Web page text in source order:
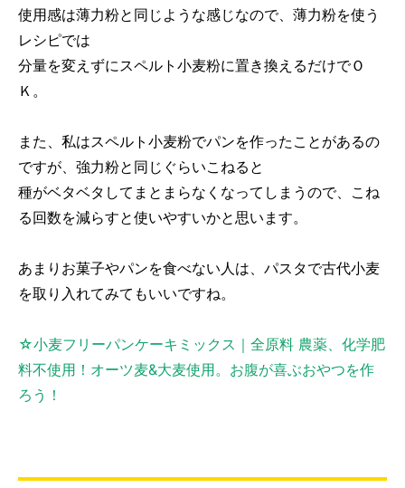
使用感は薄力粉と同じような感じなので、薄力粉を使う
レシピでは
分量を変えずにスペルト小麦粉に置き換えるだけでＯ
Ｋ。
また、私はスペルト小麦粉でパンを作ったことがあるの
ですが、強力粉と同じぐらいこねると
種がベタベタしてまとまらなくなってしまうので、こね
る回数を減らすと使いやすいかと思います。
あまりお菓子やパンを食べない人は、パスタで古代小麦
を取り入れてみてもいいですね。
☆小麦フリーパンケーキミックス｜全原料 農薬、化学肥
料不使用！オーツ麦&大麦使用。お腹が喜ぶおやつを作
ろう！